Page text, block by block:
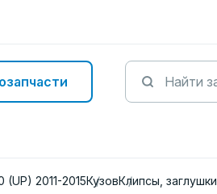
(UP) 2011-2015КузовКлипсы, заглушки